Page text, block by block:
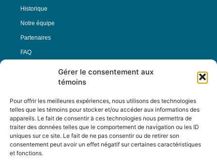
Gérer le consentement aux
témoins
Pour offrir les meilleures expériences, nous utilisons des technologies
telles que les témoins pour stocker et/ou accéder aux informations des
appareils. Le fait de consentir à ces technologies nous permettra de
traiter des données telles que le comportement de navigation ou les ID
uniques sur ce site. Le fait de ne pas consentir ou de retirer son
consentement peut avoir un effet négatif sur certaines caractéristiques
et fonctions.
Historique
Notre équipe
Partenaires
FAQ
Nous Suivre